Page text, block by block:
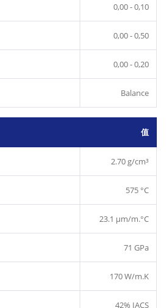
0,00 - 0,10
0,00 - 0,50
0,00 - 0,20
Balance
值
2.70 g/cm³
575 °C
23.1 µm/m.°C
71 GPa
170 W/m.K
42% IACS